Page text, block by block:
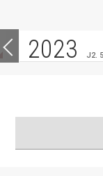
2023 J2.